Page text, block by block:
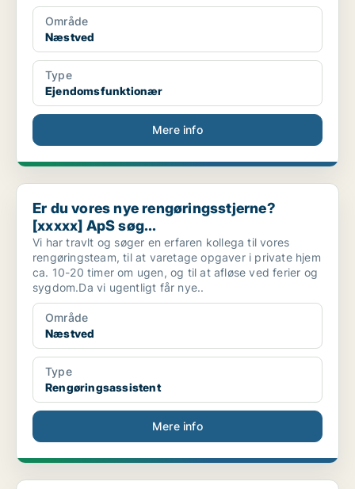
Område
Næstved
Type
Ejendomsfunktionær
Mere info
Er du vores nye rengøringsstjerne? [xxxxx] ApS søg...
Er du vores nye rengøringsstjerne?
[xxxxx] ApS søg...
Vi har travlt og søger en erfaren kollega til vores
rengøringsteam, til at varetage opgaver i private hjem
ca. 10-20 timer om ugen, og til at afløse ved ferier og
sygdom.Da vi ugentligt får nye..
Område
Næstved
Type
Rengøringsassistent
Mere info